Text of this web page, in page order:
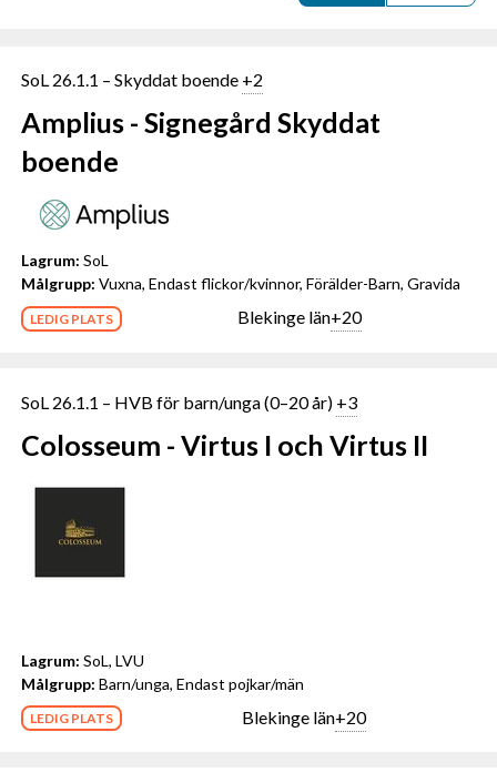
SoL 26.1.1 – Skyddat boende +2
Blekinge län+20
Amplius - Signegård Skyddat
boende
Lagrum: SoL
Målgrupp: Vuxna, Endast flickor/kvinnor, Förälder-Barn, Gravida
LEDIG PLATS
SoL 26.1.1 – HVB för barn/unga (0–20 år) +3
Blekinge län+20
Colosseum - Virtus I och Virtus II
Lagrum: SoL, LVU
Målgrupp: Barn/unga, Endast pojkar/män
LEDIG PLATS